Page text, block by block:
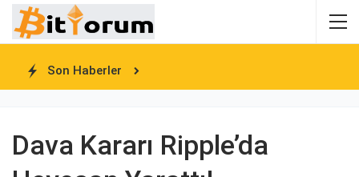
Son Haberler
Dava Kararı Ripple’da